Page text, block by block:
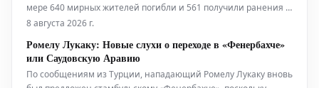
мере 640 мирных жителей погибли и 561 получили ранения в
ходе оккупации украинскими силами юго-западной Курской
годовщину неожиданного трансграничного вторжения.
Обновлённая цифра от главного
8 августа 2026 г.
Ромелу Лукаку: Новые слухи о переходе в «Фенербахче»
или Саудовскую Аравию
По сообщениям из Турции, нападающий Ромелу Лукаку вновь